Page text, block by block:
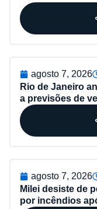
agosto 7, 2026
Rio de Janeiro
a previsões de
agosto 7, 2026
Milei desiste de
por incêndios